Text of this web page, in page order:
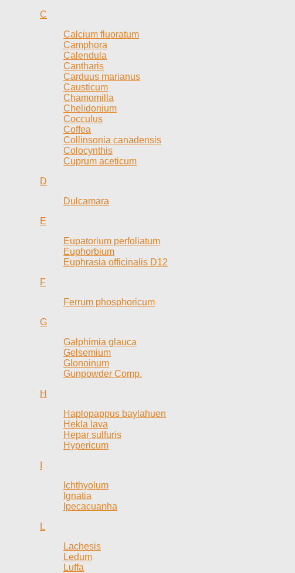
C
Calcium fluoratum
Camphora
Calendula
Cantharis
Carduus marianus
Causticum
Chamomilla
Chelidonium
Cocculus
Coffea
Collinsonia canadensis
Colocynthis
Cuprum aceticum
D
Dulcamara
E
Eupatorium perfoliatum
Euphorbium
Euphrasia officinalis D12
F
Ferrum phosphoricum
G
Galphimia glauca
Gelsemium
Glonoinum
Gunpowder Comp.
H
Haplopappus baylahuen
Hekla lava
Hepar sulfuris
Hypericum
Ichthyolum
Ignatia
Ipecacuanha
L
Lachesis
Ledum
Luffa